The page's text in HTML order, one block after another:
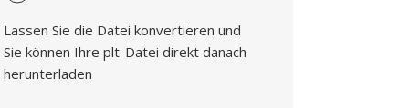
Lassen Sie die Datei konvertieren und
Sie können Ihre plt-Datei direkt danach
herunterladen